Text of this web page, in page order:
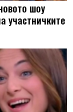
шоу
участничките